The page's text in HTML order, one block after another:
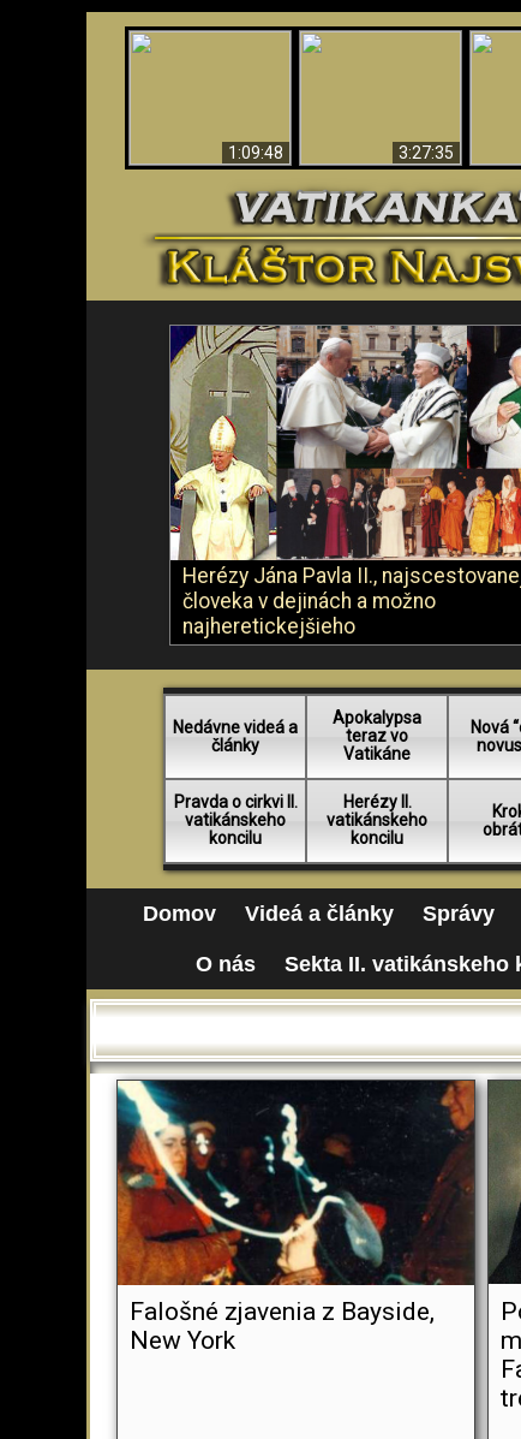
1:09:48 3:27:35
Herézy Jána Pavla II.,
človeka v dejinách a možno
najheretickejšieho
Nedávne videá a
články
Apokalypsa
teraz vo
Vatikáne
Nová
Pravda o cirkvi II.
vatikánskeho
koncilu
Herézy II.
vatikánskeho
koncilu
Domov Videá a články Správy
O nás Sekta II. vatikánskeho
Falošné zjavenia z Bayside,
New York